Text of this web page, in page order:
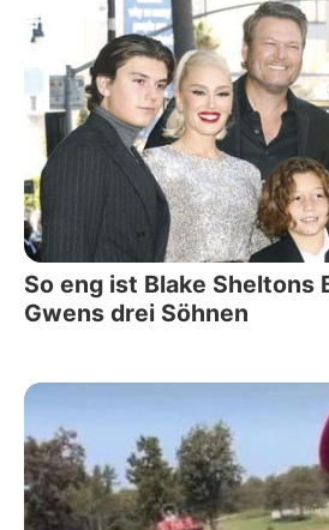
So eng ist Blake Sheltons
Gwens drei Söhnen